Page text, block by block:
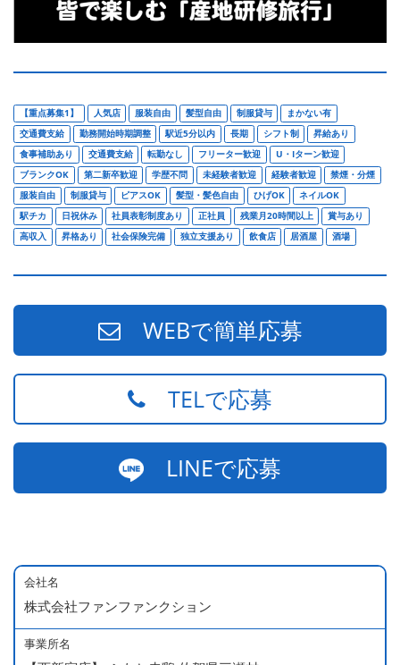
【重点募集1】 人気店 服装自由 髪型自由 制服貸与
まかない有
交通費支給
勤務開始時期調整 駅近5分以内 長期 シフト制
昇給あり
食事補助あり
交通費支給 転勤なし フリーター歓迎
U・Iターン歓迎
ブランクOK
第二新卒歓迎 学歴不問 未経験者歓迎 経験者歓迎
禁煙・分煙
服装自由
制服貸与 ピアスOK 髪型・髪色自由 ひげOK
ネイルOK
駅チカ
日祝休み 社員表彰制度あり 正社員 残業月20時間以上
賞与あり
高収入
昇格あり 社会保険完備 独立支援あり 飲食店 居酒屋 酒場
WEBで簡単応募
TELで応募
LINEで応募
会社名
株式会社ファンファンクション
事業所名